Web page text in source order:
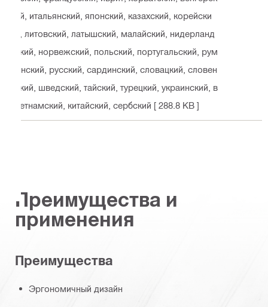
ий, итальянский, японский, казахский, корейски
й, литовский, латышский, малайский, нидерланд
ский, норвежский, польский, португальский, рум
ынский, русский, сардинский, словацкий, словен
ский, шведский, тайский, турецкий, украинский, в
ьетнамский, китайский, сербский [ 288.8 KB ]
Преимущества и
применения
Преимущества
Эргономичный дизайн